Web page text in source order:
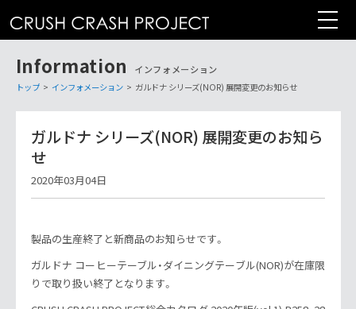
テ
Information インフォメーション
トップ > インフォメーション > ガルドナ シリーズ(NOR) 展開変更のお知らせ
ガルドナ シリーズ(NOR) 展開変更のお知ら
せ
2020年03月04日
製品の生産終了と新商品のお知らせです。
ガルドナ コーヒーテーブル・ダイニングテーブル(NOR)が在庫限
りで取り扱い終了となります。